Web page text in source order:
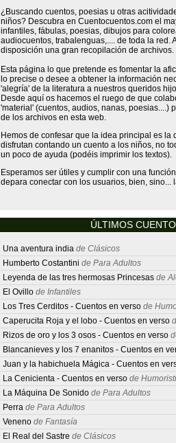
¿Buscando cuentos, poesias u otras
niños? Descubra en Cuentocuentos.com el
infantiles, fábulas, poesias, dibujos para
audiocuentos, trabalenguas,.... de toda la red.
disposición una gran recopilación de archivos.
Esta página lo que pretende es fomentar la
lo precise o desee a obtener la información
'alegría' de la literatura a nuestros queridos
Desde aquí os hacemos el ruego de que
'material' (cuentos, audios, nanas, poesias....)
de los archivos en esta web.
Hemos de confesar que la idea principal es
disfrutan contando un cuento a los niños, no
un poco de ayuda (podéis imprimir los textos).
Esperamos ser útiles y cumplir con una
depara conectar con los usuarios, bien, sino...
ÚLTIMOS
Una aventura india de Clásicos
Humberto Costantini de Para Adultos
Leyenda de las tres hermosas Princesas de
El Ovillo de Infantiles
Los Tres Cerditos - Cuentos en verso de
Caperucita Roja y el lobo - Cuentos en verso
Rizos de oro y los 3 osos - Cuentos en verso
Blancanieves y los 7 enanitos - Cuentos en
Juan y la habichuela Mágica - Cuentos en
La Cenicienta - Cuentos en verso de
La Máquina De Sonido de Para Adultos
Perra de Para Adultos
Veneno de Fantasía
El Real del Sastre de Clásicos